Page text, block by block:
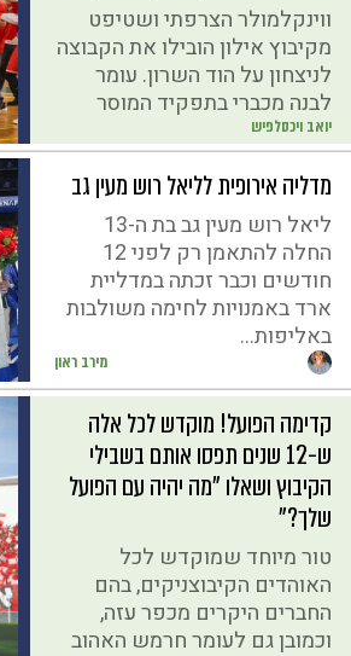
יואב ויכסלפיש
ווינקלמולר הצרפתי ושטיפט
מקיבוץ אילון הובילו את הקבוצה
לניצחון על הוד השרון. עומר
לבנה מכברי בתפקיד המוסר
מירב ראון
מדליה אירופית לליאל רוש מעין גב
ליאל רוש מעין גב בת ה-13
החלה להתאמן רק לפני 12
חודשים וכבר זכתה במדליית
ארד באמנויות לחימה משולבות
באליפות...
קדימה הפועל! מוקדש לכל אלה
ש-12 שנים תפסו אותם בשבילי
הקיבוץ ושאלו "מה יהיה עם הפועל
שלך?"
טור מיוחד שמוקדש לכל
האוהדים הקיבוצניקים, בהם
החברים היקרים מכפר עזה,
וכמובן גם לעומר חרמש האהוב